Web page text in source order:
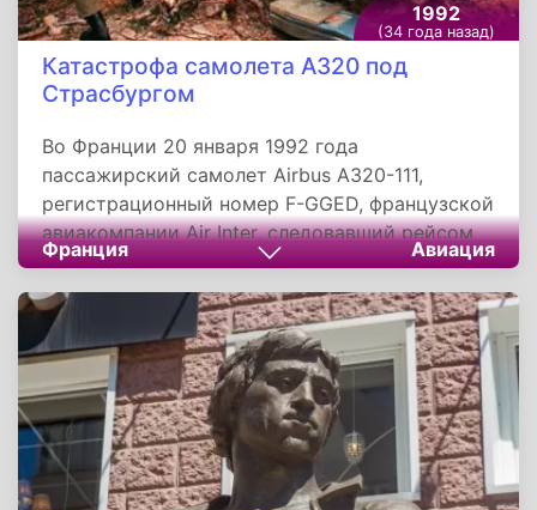
1992
(34 года назад)
Катастрофа самолета A320 под
Страсбургом
Во Франции 20 января 1992 года
пассажирский самолет Airbus A320-111,
регистрационный номер F-GGED, французской
авиакомпании Air Inter, следовавший рейсом
148 по маршруту Лион - Страсбург, врезался в
гору Сент-Одиль в 19,5 км от аэропорта
Страсбурга. Погибли 87 из 96 человек на
борту. По итогам расследования выяснилось,
что катастрофа произошла из-за ряда
факторов, в том числе сложности бортовой
системы управления и неблагоприятных
погодных условий.
Франция Авиация